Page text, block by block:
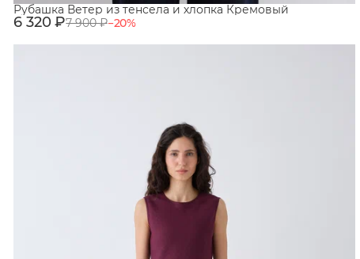
6 320 ₽7 900 ₽−20%
Рубашка Ветер из тенсела и хлопка Кремовый